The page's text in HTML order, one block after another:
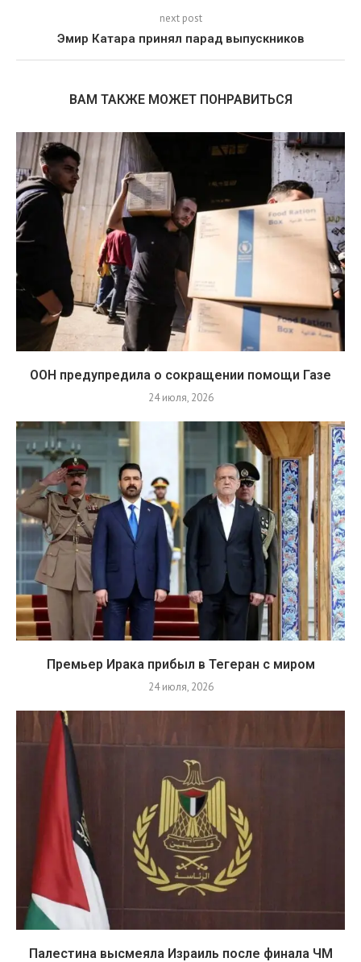
next post
Эмир Катара принял парад выпускников
ВАМ ТАКЖЕ МОЖЕТ ПОНРАВИТЬСЯ
ООН предупредила о сокращении помощи Газе
24 июля, 2026
Премьер Ирака прибыл в Тегеран с миром
24 июля, 2026
Палестина высмеяла Израиль после финала ЧМ